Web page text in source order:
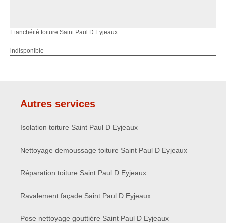
Etanchéité toiture Saint Paul D Eyjeaux
indisponible
Autres services
Isolation toiture Saint Paul D Eyjeaux
Nettoyage demoussage toiture Saint Paul D Eyjeaux
Réparation toiture Saint Paul D Eyjeaux
Ravalement façade Saint Paul D Eyjeaux
Pose nettoyage gouttière Saint Paul D Eyjeaux